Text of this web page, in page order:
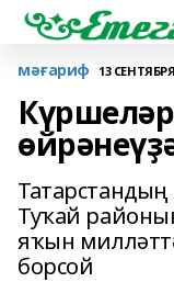
мәғариф 13 СЕНТЯБРЯ
Туҡай
яҡын
борсой